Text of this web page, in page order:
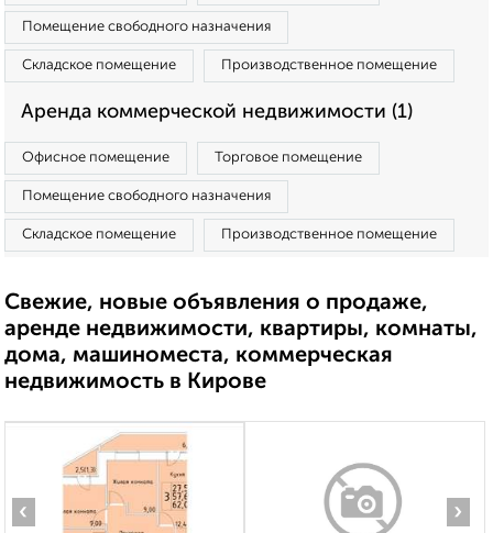
Помещение свободного назначения
Складское помещение Производственное помещение
Аренда коммерческой недвижимости (1)
Офисное помещение Торговое помещение
Помещение свободного назначения
Складское помещение Производственное помещение
Свежие, новые объявления о продаже,
аренде недвижимости, квартиры, комнаты,
дома, машиноместа, коммерческая
недвижимость в Кирове
‹ ›